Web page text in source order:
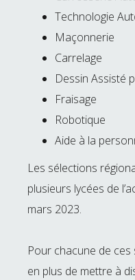
Technologie
Maçonnerie
Carrelage
Dessin Assisté
Fraisage
Robotique
Aide à la
Les sélections
plusieurs lycées de
mars 2023.
Pour chacune de
en plus de mettre à